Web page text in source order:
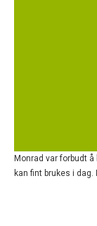
Monrad var forbudt
kan fint brukes i